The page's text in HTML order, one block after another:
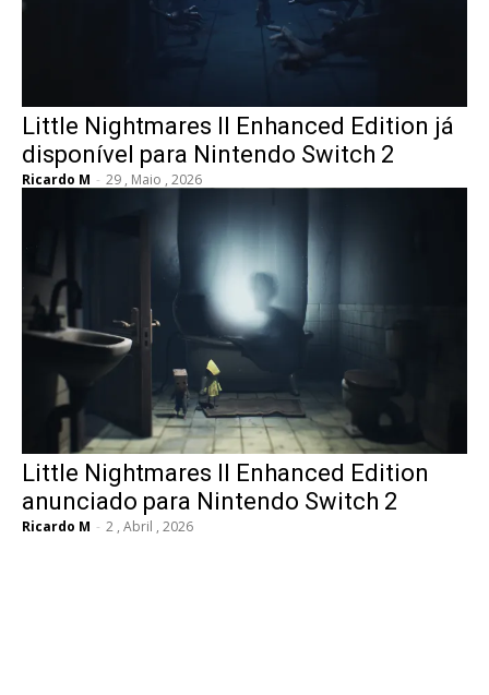
Little Nightmares II Enhanced Edition já
disponível para Nintendo Switch 2
Ricardo M - 29 , Maio , 2026
Little Nightmares II Enhanced Edition
anunciado para Nintendo Switch 2
Ricardo M - 2 , Abril , 2026